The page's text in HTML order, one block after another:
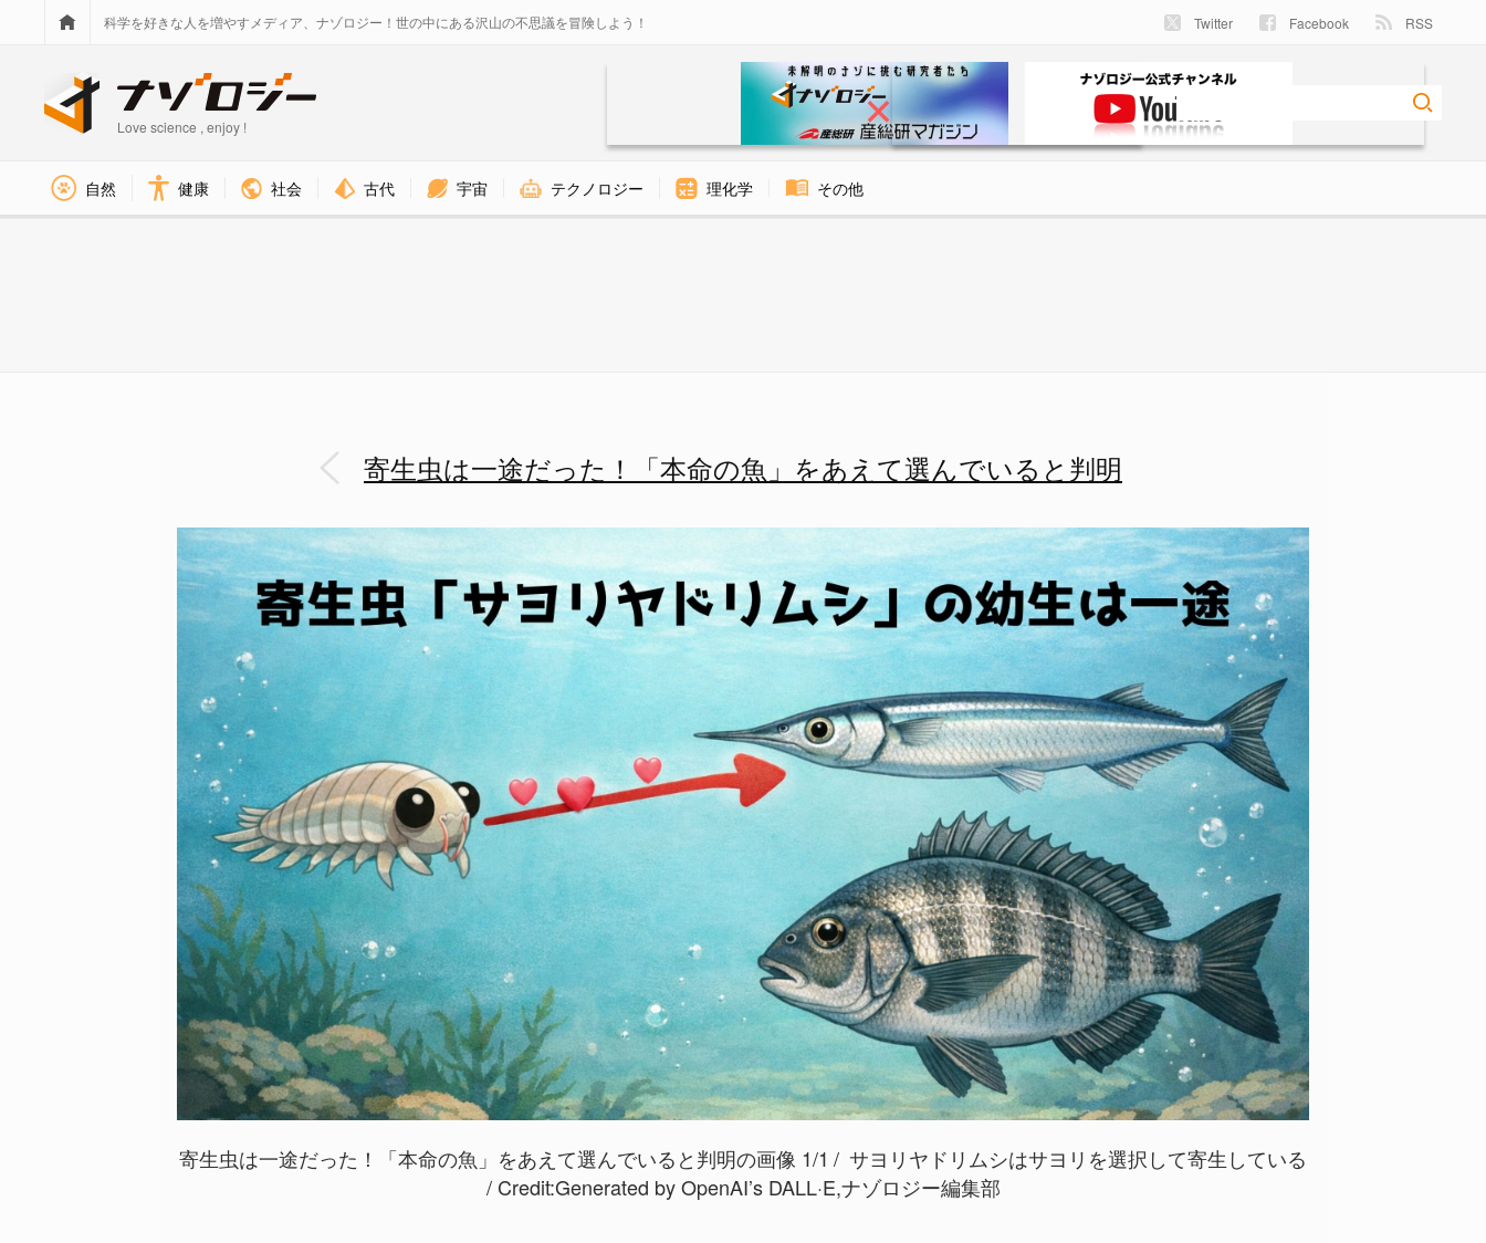
科学を好きな人を増やすメディア、ナゾロジー！世の中にある沢山の不思議を冒険しよう！ Twitter Facebook RSS
Love science , enjoy !
自然 健康 社会 古代 宇宙 テクノロジー 理化学 その他
寄生虫は一途だった！「本命の魚」をあえて選んでいると判明
寄生虫は一途だった！「本命の魚」をあえて選んでいると判明の画像 1/1
サヨリヤドリムシはサヨリを選択して寄生している
/ Credit:Generated by OpenAI’s DALL·E,ナゾロジー編集部